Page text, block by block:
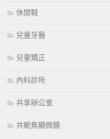
休閒鞋
兒童牙醫
兒童矯正
內科診所
共享辦公室
共軛焦顯微鏡